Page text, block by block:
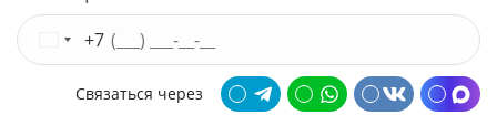
+7
Связаться через